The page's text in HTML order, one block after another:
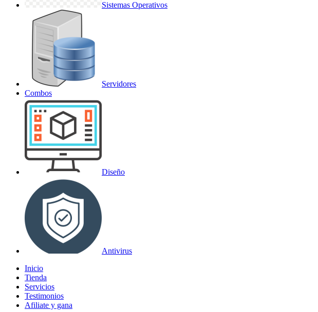
Sistemas Operativos
Servidores
Combos
Diseño
Antivirus
Inicio
Tienda
Servicios
Testimonios
Afiliate y gana